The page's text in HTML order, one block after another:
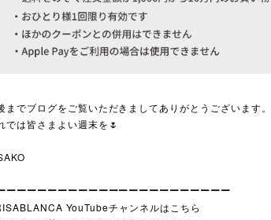
までブログをご覧いただきましてありがとうございます。
では皆さまよい週末を🌷
ーーーーーーーーーーーーーーーーーーーーーー
YouTubeチャンネルはこちら